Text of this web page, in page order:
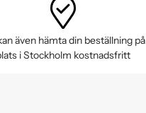
även hämta din beställning på
i Stockholm kostnadsfritt